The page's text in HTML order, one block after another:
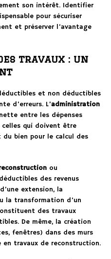
son intérêt. Identifier
pour sécuriser
et préserver l’avantage
travaux : un
et non déductibles
d’erreurs. L’administration
entre les dépenses
qui doivent être
du bien pour le calcul des
ou
des revenus
extension, la
la transformation d’un
des travaux
De même, la création
fenêtres) dans des murs
travaux de reconstruction.